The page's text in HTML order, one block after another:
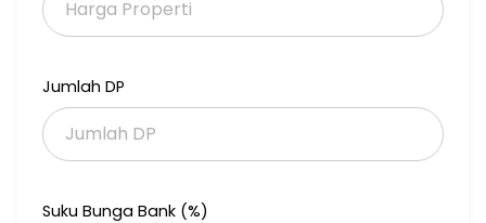
Jumlah DP
Suku Bunga Bank (%)